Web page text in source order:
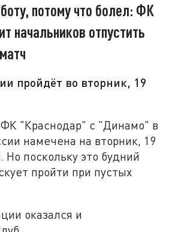
потому что болел: ФК
начальников отпустить
пройдёт во вторник, 19
"Краснодар" с "Динамо" в
намечена на вторник, 19
Но поскольку это будний
пройти при пустых
оказался и